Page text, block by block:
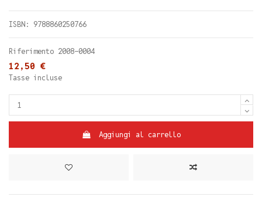
ISBN: 9788860250766
Riferimento 2008-0004
12,50 €
Tasse incluse
Aggiungi al carrello